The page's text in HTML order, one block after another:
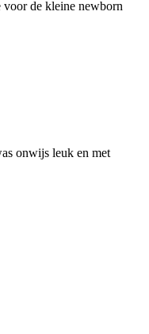
voor de kleine newborn
onwijs leuk en met